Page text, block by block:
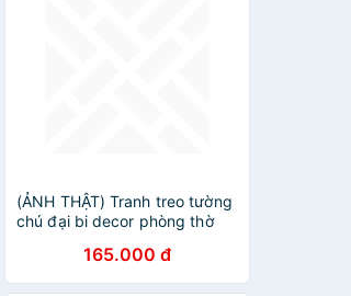
(ẢNH THẬT) Tranh treo tường
chú đại bi decor phòng thờ
165.000 đ